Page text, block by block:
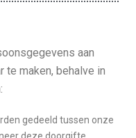
aan
te maken, behalve in
gedeeld tussen onze